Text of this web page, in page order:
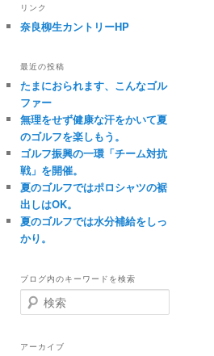
リンク
奈良柳生カントリーHP
最近の投稿
たまにおられます、こんなゴル
ファー
無理をせず健康な汗をかいて夏
のゴルフを楽しもう。
ゴルフ振興の一環「チーム対抗
戦」を開催。
夏のゴルフではポロシャツの裾
出しはOK。
夏のゴルフでは水分補給をしっ
かり。
ブログ内のキーワードを検索
検
索
アーカイブ